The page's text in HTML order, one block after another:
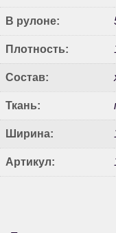
В рулоне:
Плотность:
Состав:
Ткань:
Ширина:
Артикул: